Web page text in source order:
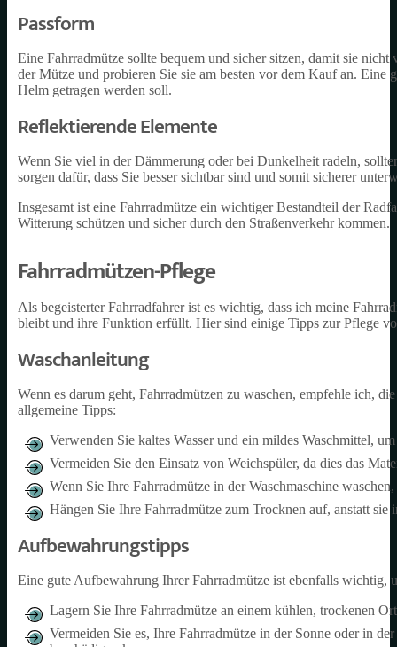
Passform
Eine Fahrradmütze sollte bequem und sicher sitzen, damit sie
der Mütze und probieren Sie sie am besten vor dem Kauf an.
Helm getragen werden soll.
Reflektierende Elemente
Wenn Sie viel in der Dämmerung oder bei Dunkelheit radeln,
sorgen dafür, dass Sie besser sichtbar sind und somit sicherer
Insgesamt ist eine Fahrradmütze ein wichtiger Bestandteil der
Witterung schützen und sicher durch den Straßenverkehr kommen.
Fahrradmützen-Pflege
Als begeisterter Fahrradfahrer ist es wichtig, dass ich meine
bleibt und ihre Funktion erfüllt. Hier sind einige Tipps zur Pflege
Waschanleitung
Wenn es darum geht, Fahrradmützen zu waschen, empfehle ich,
allgemeine Tipps:
Verwenden Sie kaltes Wasser und ein mildes Waschmittel,
Vermeiden Sie den Einsatz von Weichspüler, da dies das
Wenn Sie Ihre Fahrradmütze in der Waschmaschine
Hängen Sie Ihre Fahrradmütze zum Trocknen auf, anstatt
Aufbewahrungstipps
Eine gute Aufbewahrung Ihrer Fahrradmütze ist ebenfalls wichtig,
Lagern Sie Ihre Fahrradmütze an einem kühlen, trockenen
Vermeiden Sie es, Ihre Fahrradmütze in der Sonne oder in